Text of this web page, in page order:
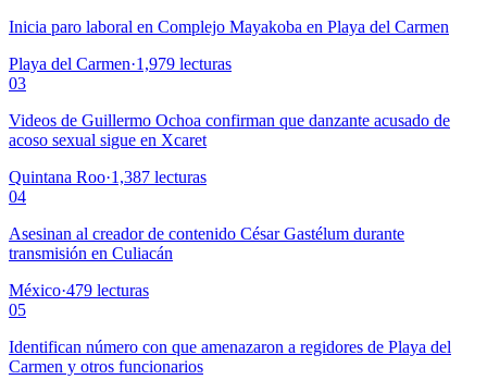
Inicia paro laboral en Complejo Mayakoba en Playa del Carmen
Playa del Carmen·1,979 lecturas
03
Videos de Guillermo Ochoa confirman que danzante acusado de
acoso sexual sigue en Xcaret
Quintana Roo·1,387 lecturas
04
Asesinan al creador de contenido César Gastélum durante
transmisión en Culiacán
México·479 lecturas
05
Identifican número con que amenazaron a regidores de Playa del
Carmen y otros funcionarios